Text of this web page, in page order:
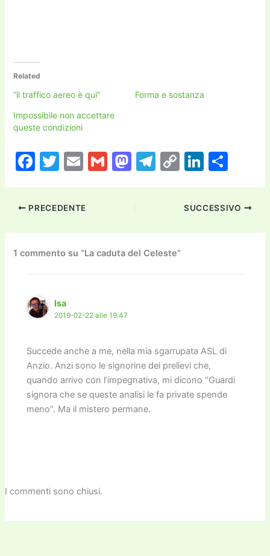
Related
“il traffico aereo è qui”
Forma e sostanza
Impossibile non accettare
queste condizioni
F
c
b
o
o
k
T
itt
E
ai
G
M
d
o
n
T
a
m
C
p
y
Li
n
k
Li
k
dI
n
vi
PRECEDENTE SUCCESSIVO
1 commento su “La caduta del Celeste”
Isa
2019-02-22 alle 19:47
Succede anche a me, nella mia sgarrupata ASL di
Anzio. Anzi sono le signorine dei prelievi che,
quando arrivo con l’impegnativa, mi dicono “Guardi
signora che se queste analisi le fa private spende
meno”. Ma il mistero permane.
I commenti sono chiusi.